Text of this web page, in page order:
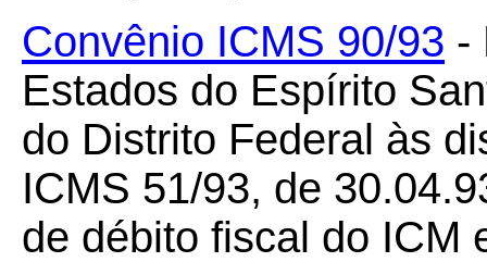
Convênio ICMS 90/93 -
Estados do Espírito
do Distrito Federal às
ICMS 51/93, de
de débito fiscal do ICM